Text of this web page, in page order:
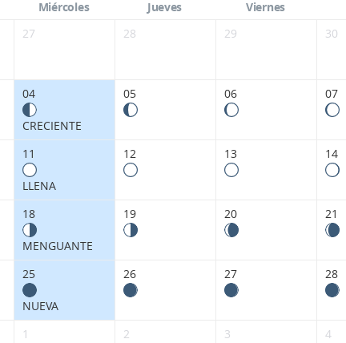
Diciembre
2019
México.
Miércoles Jueves Viernes
27 28 29 30
04
CRECIENTE
05 06 07
11
LLENA
12 13 14
18
MENGUANTE
19 20 21
25
NUEVA
26 27 28
1 2 3 4